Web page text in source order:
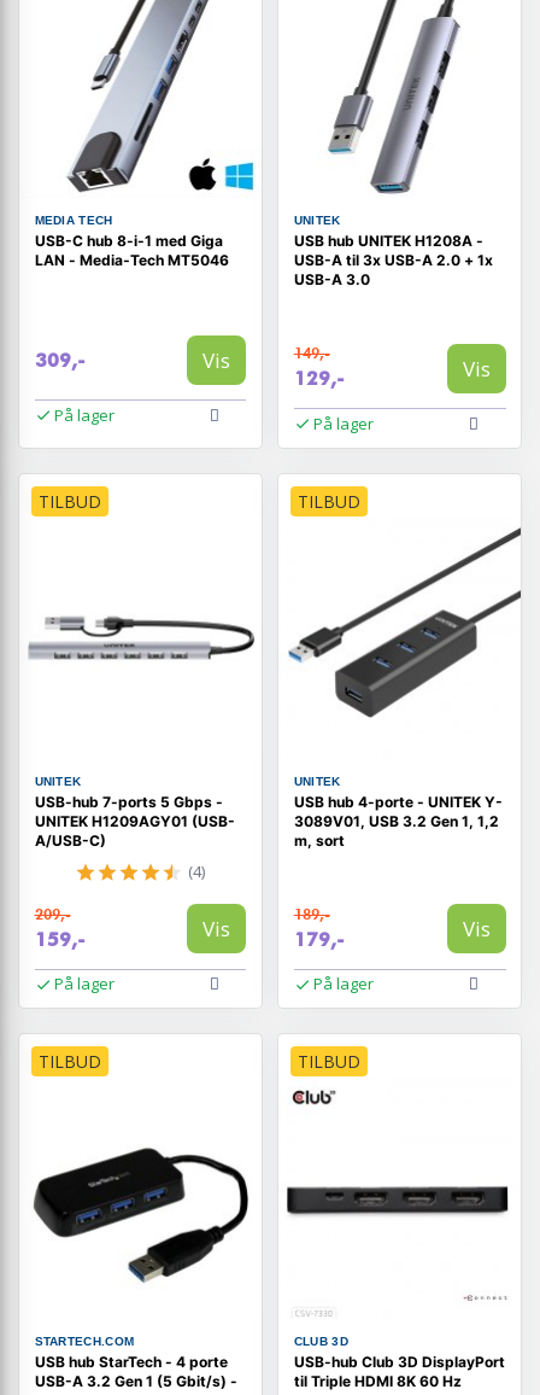
MEDIA TECH
USB-C hub 8-i-1 med Giga
LAN - Media‑Tech MT5046
309,- Vis
På lager
UNITEK
USB hub UNITEK H1208A -
USB-A til 3x USB-A 2.0 + 1x
USB-A 3.0
149,-
129,- Vis
På lager
TILBUD
UNITEK
USB-hub 7-ports 5 Gbps -
UNITEK H1209AGY01 (USB-
A/USB-C)
(4)
209,-
159,- Vis
På lager
TILBUD
UNITEK
USB hub 4-porte - UNITEK Y-
3089V01, USB 3.2 Gen 1, 1,2
m, sort
189,-
179,- Vis
På lager
TILBUD
STARTECH.COM
USB hub StarTech - 4 porte
USB-A 3.2 Gen 1 (5 Gbit/s) -
TILBUD
CLUB 3D
USB-hub Club 3D DisplayPort
til Triple HDMI 8K 60 Hz